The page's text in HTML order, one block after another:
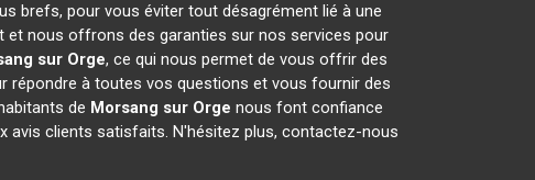
brefs, pour vous éviter tout désagrément lié à une
nous offrons des garanties sur nos services pour
sur Orge, ce qui nous permet de vous offrir des
à toutes vos questions et vous fournir des
de Morsang sur Orge nous font confiance
avis clients satisfaits. N'hésitez plus, contactez-nous